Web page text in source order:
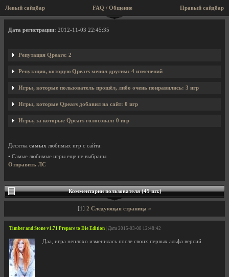
Левый сайдбар Правый сайдбар
FAQ / Общение
Профиль пользователя Qpears
Дата регистрации: 2012-11-03 22:45:35
Репутация Qpears: 2
Репутация, которую Qpears менял другим: 4 изменений
Игры, которые пользователь прошёл, либо очень понравились: 3 игр
Игры, которые Qpears добавил на сайт: 0 игр
Игры, за которые Qpears голосовал: 0 игр
Десятка самых любимых игр с сайта:
• Самые любимые игры еще не выбраны.
Отправить ЛС
Комментарии пользователя (45 шт.)
[1] 2 Следующая страница »
Timber and Stone v1.71 Prepare to Die Edition | Дата 2015-03-08 12:48:42
Даа, игра неплохо изменилась после своих первых альфа версий.